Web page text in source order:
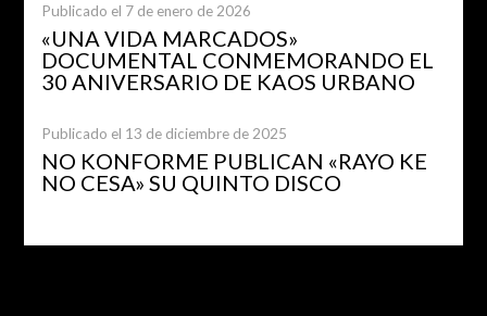
Publicado el 7 de enero de 2026
«UNA VIDA MARCADOS»
DOCUMENTAL CONMEMORANDO EL
30 ANIVERSARIO DE KAOS URBANO
Publicado el 13 de diciembre de 2025
NO KONFORME PUBLICAN «RAYO KE
NO CESA» SU QUINTO DISCO